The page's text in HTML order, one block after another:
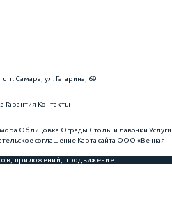
г. Самара, ул. Гагарина, 69
Гарантия Контакты
Облицовка Ограды Столы и лавочки Услуги
соглашение Карта сайта ООО «Вечная
приложений, продвижение